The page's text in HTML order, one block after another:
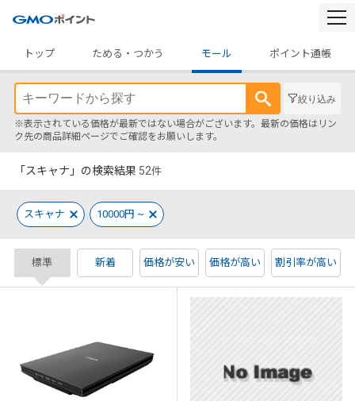
トップ
ためる・つかう モール ポイント通帳
絞り込み
※表示されている価格が最新ではない場合がございます。最新の価格はリン
ク先の商品詳細ページでご確認をお願いします。
「スキャナ」の検索結果 52件
スキャナ 10000円 ~
標準 新着 価格が安い 価格が高い 割引率が高い